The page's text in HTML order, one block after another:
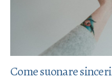
Come suonare sinceri